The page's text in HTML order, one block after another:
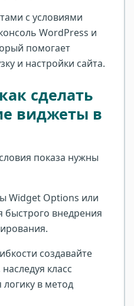
с условиями
WordPress и
помогает
и настройки сайта.
сделать
виджеты в
показа нужны
Widget Options или
быстрого внедрения
создавайте
класс
логику в метод